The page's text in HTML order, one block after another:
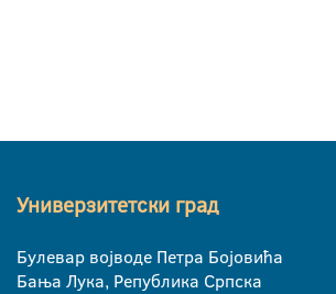
Универзитетски град
Булевар војводе Петра Бојовића
Бања Лука, Република Српска